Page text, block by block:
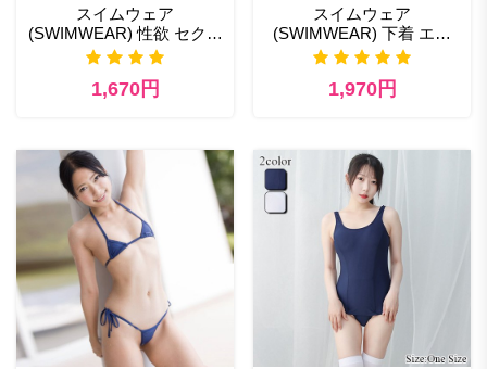
スイムウェア
(SWIMWEAR) 性欲 セクシ
ー ランジェリー
1,670円
スイムウェア
(SWIMWEAR) 下着 エロ
日本最大ランジェリー通販
1,970円